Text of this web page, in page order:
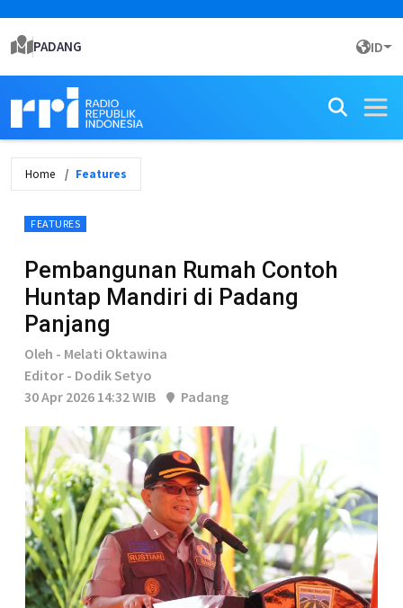
PADANG ID
Home Features
FEATURES
Pembangunan Rumah Contoh
Huntap Mandiri di Padang
Panjang
Oleh - Melati Oktawina
Editor - Dodik Setyo
30 Apr 2026 14:32 WIB
Padang